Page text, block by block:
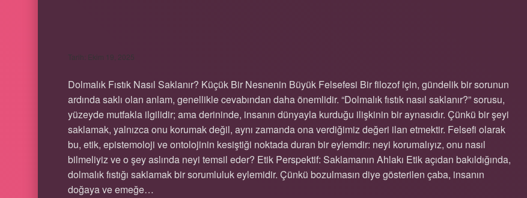
Tarih: Ekim 19, 2025
Dolmalık Fıstık Nasıl Saklanır? Küçük Bir Nesnenin Büyük Felsefesi Bir filozof için, gündelik bir sorunun
ardında saklı olan anlam, genellikle cevabından daha önemlidir. “Dolmalık fıstık nasıl saklanır?” sorusu,
yüzeyde mutfakla ilgilidir; ama derininde, insanın dünyayla kurduğu ilişkinin bir aynasıdır. Çünkü bir şeyi
saklamak, yalnızca onu korumak değil, aynı zamanda ona verdiğimiz değeri ilan etmektir. Felsefi olarak
bu, etik, epistemoloji ve ontolojinin kesiştiği noktada duran bir eylemdir: neyi korumalıyız, onu nasıl
bilmeliyiz ve o şey aslında neyi temsil eder? Etik Perspektif: Saklamanın Ahlakı Etik açıdan bakıldığında,
dolmalık fıstığı saklamak bir sorumluluk eylemidir. Çünkü bozulmasın diye gösterilen çaba, insanın
doğaya ve emeğe…